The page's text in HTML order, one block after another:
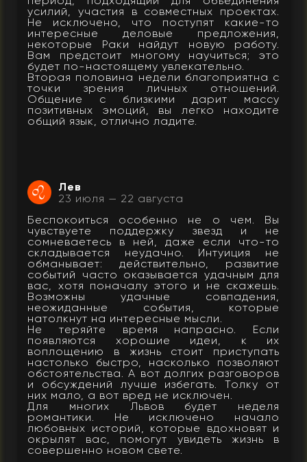
усилий, участия в совместных проектах.
Не исключено, что поступят какие-то
интересные деловые предложения,
некоторые Раки найдут новую работу.
Вам предстоит многому научиться; это
будет по-настоящему увлекательно.
Вторая половина недели благоприятна с
точки зрения личных отношений.
Общение с близкими дарит массу
позитивных эмоций, вы легко находите
общий язык, отлично ладите.
Лев
23 июля — 22 августа
Беспокоиться особенно не о чем. Вы
чувствуете поддержку звезд и не
сомневаетесь в ней, даже если что-то
складывается неудачно. Интуиция не
обманывает: действительно, развитие
событий часто оказывается удачным для
вас, хотя поначалу этого и не скажешь.
Возможны удачные совпадения,
неожиданные события, которые
натолкнут на интересные мысли.
Не теряйте время напрасно. Если
появляются хорошие идеи, к их
воплощению в жизнь стоит приступать
настолько быстро, насколько позволяют
обстоятельства. А вот долгих разговоров
и обсуждений лучше избегать. Толку от
них мало, а вот вред не исключен.
Для многих Львов будет неделя
романтики. Не исключено начало
любовных историй, которые вдохновят и
окрылят вас, помогут увидеть жизнь в
совершенно новом свете.